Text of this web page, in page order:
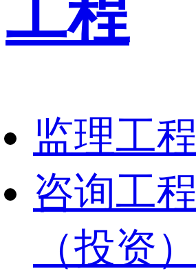
工程
监理工
咨询工
（投资）